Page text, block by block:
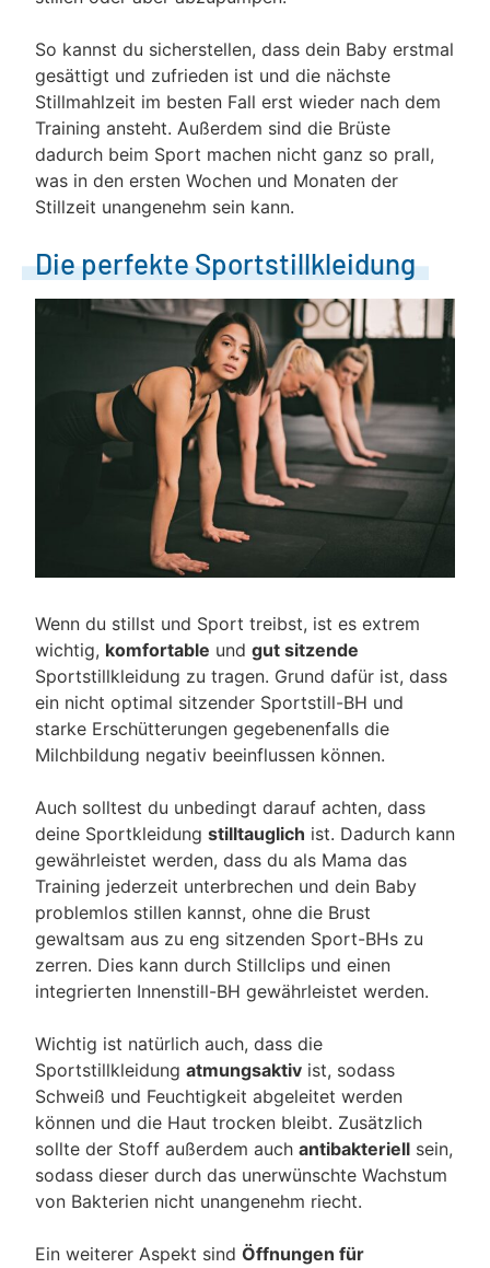
So kannst du sicherstellen, dass dein Baby erstmal
gesättigt und zufrieden ist und die nächste
Stillmahlzeit im besten Fall erst wieder nach dem
Training ansteht. Außerdem sind die Brüste
dadurch beim Sport machen nicht ganz so prall,
was in den ersten Wochen und Monaten der
Stillzeit unangenehm sein kann.
Die perfekte Sportstillkleidung
Wenn du stillst und Sport treibst, ist es extrem
wichtig, komfortable und gut sitzende
Sportstillkleidung zu tragen. Grund dafür ist, dass
ein nicht optimal sitzender Sportstill-BH und
starke Erschütterungen gegebenenfalls die
Milchbildung negativ beeinflussen können.
Auch solltest du unbedingt darauf achten, dass
deine Sportkleidung stilltauglich ist. Dadurch kann
gewährleistet werden, dass du als Mama das
Training jederzeit unterbrechen und dein Baby
problemlos stillen kannst, ohne die Brust
gewaltsam aus zu eng sitzenden Sport-BHs zu
zerren. Dies kann durch Stillclips und einen
integrierten Innenstill-BH gewährleistet werden.
Wichtig ist natürlich auch, dass die
Sportstillkleidung atmungsaktiv ist, sodass
Schweiß und Feuchtigkeit abgeleitet werden
können und die Haut trocken bleibt. Zusätzlich
sollte der Stoff außerdem auch antibakteriell sein,
sodass dieser durch das unerwünschte Wachstum
von Bakterien nicht unangenehm riecht.
Ein weiterer Aspekt sind Öffnungen für